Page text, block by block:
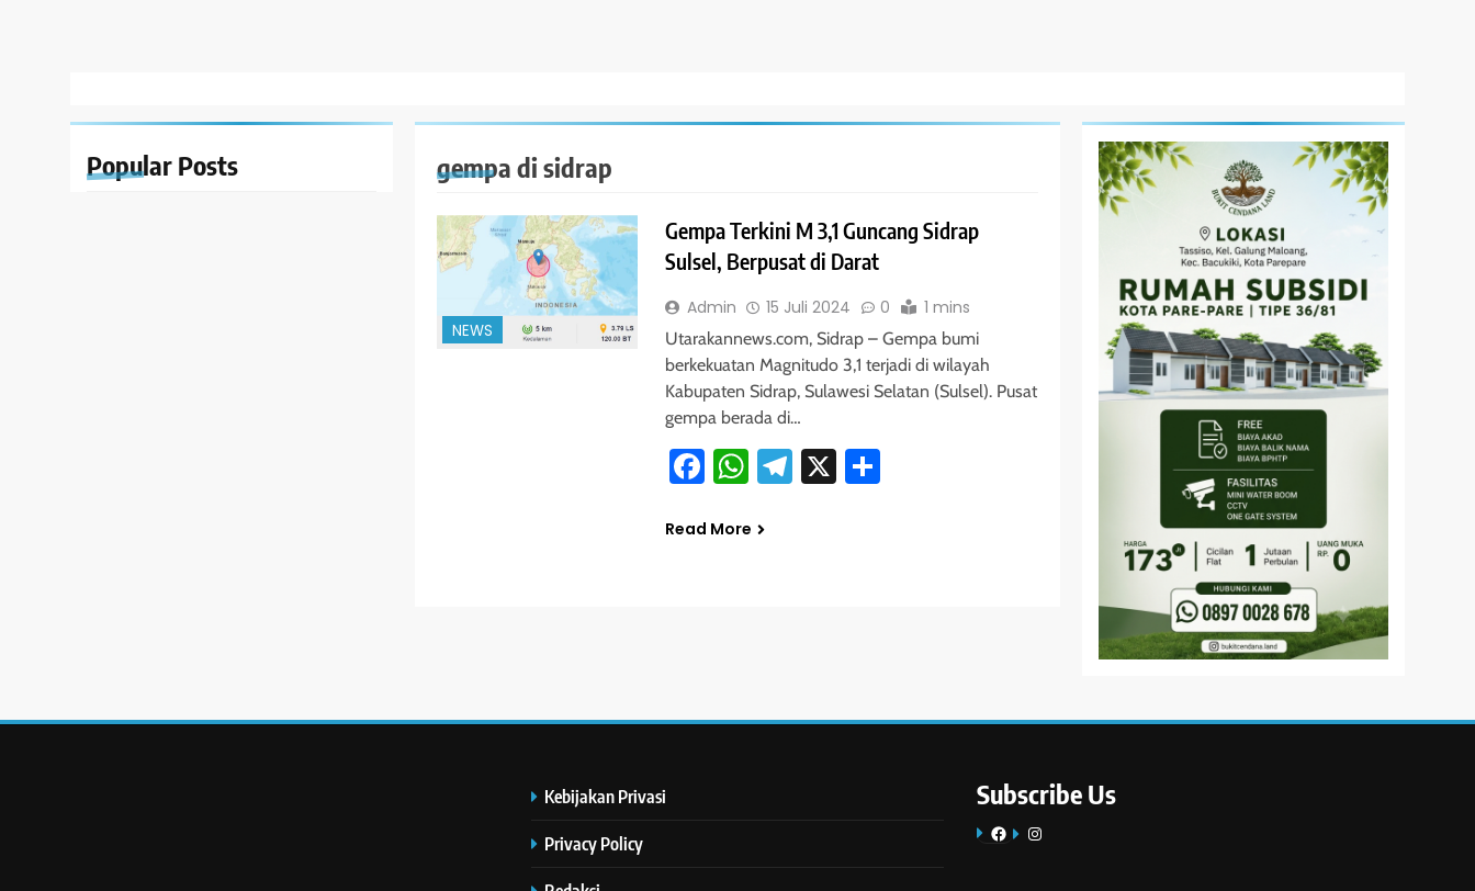
Popular Posts gempa di sidrap
NEWS
Gempa Terkini M 3,1 Guncang Sidrap
Sulsel, Berpusat di Darat
Admin 15 Juli 2024 0 1 mins
Utarakannews.com, Sidrap – Gempa bumi
berkekuatan Magnitudo 3,1 terjadi di wilayah
Kabupaten Sidrap, Sulawesi Selatan (Sulsel). Pusat
gempa berada di…
Facebook
WhatsApp
Telegram
X Share
Read More
Kebijakan Privasi
Privacy Policy
Subscribe Us
FacebookInstagram